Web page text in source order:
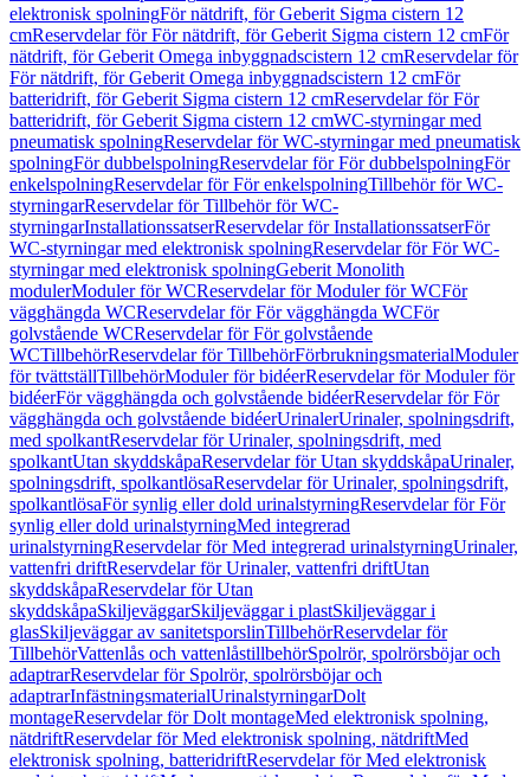
elektronisk spolningFör nätdrift, för Geberit Sigma cistern 12
cmReservdelar för För nätdrift, för Geberit Sigma cistern 12 cmFör
nätdrift, för Geberit Omega inbyggnadscistern 12 cmReservdelar för
För nätdrift, för Geberit Omega inbyggnadscistern 12 cmFör
batteridrift, för Geberit Sigma cistern 12 cmReservdelar för För
batteridrift, för Geberit Sigma cistern 12 cmWC-styrningar med
pneumatisk spolningReservdelar för WC-styrningar med pneumatisk
spolningFör dubbelspolningReservdelar för För dubbelspolningFör
enkelspolningReservdelar för För enkelspolningTillbehör för WC-
styrningarReservdelar för Tillbehör för WC-
styrningarInstallationssatserReservdelar för InstallationssatserFör
WC-styrningar med elektronisk spolningReservdelar för För WC-
styrningar med elektronisk spolningGeberit Monolith
modulerModuler för WCReservdelar för Moduler för WCFör
vägghängda WCReservdelar för För vägghängda WCFör
golvstående WCReservdelar för För golvstående
WCTillbehörReservdelar för TillbehörFörbrukningsmaterialModuler
för tvättställTillbehörModuler för bidéerReservdelar för Moduler för
bidéerFör vägghängda och golvstående bidéerReservdelar för För
vägghängda och golvstående bidéerUrinalerUrinaler, spolningsdrift,
med spolkantReservdelar för Urinaler, spolningsdrift, med
spolkantUtan skyddskåpaReservdelar för Utan skyddskåpaUrinaler,
spolningsdrift, spolkantlösaReservdelar för Urinaler, spolningsdrift,
spolkantlösaFör synlig eller dold urinalstyrningReservdelar för För
synlig eller dold urinalstyrningMed integrerad
urinalstyrningReservdelar för Med integrerad urinalstyrningUrinaler,
vattenfri driftReservdelar för Urinaler, vattenfri driftUtan
skyddskåpaReservdelar för Utan
skyddskåpaSkiljeväggarSkiljeväggar i plastSkiljeväggar i
glasSkiljeväggar av sanitetsporslinTillbehörReservdelar för
TillbehörVattenlås och vattenlåstillbehörSpolrör, spolrörsböjar och
adaptrarReservdelar för Spolrör, spolrörsböjar och
adaptrarInfästningsmaterialUrinalstyrningarDolt
montageReservdelar för Dolt montageMed elektronisk spolning,
nätdriftReservdelar för Med elektronisk spolning, nätdriftMed
elektronisk spolning, batteridriftReservdelar för Med elektronisk